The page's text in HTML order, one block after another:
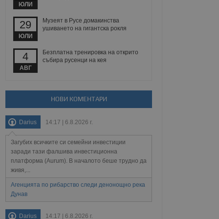
ЮЛИ
29
ЮЛИ
Музеят в Русе домакинства
ушиването на гигантска рокля
4
АВГ
Безплатна тренировка на открито
събира русенци на кея
НОВИ КОМЕНТАРИ
Darius 14:17 | 6.8.2026 г.
Загубих всичките си семейни инвестиции
заради тази фалшива инвестиционна
платформа (Aurum). В началото беше трудно да
живя,...
Агенцията по рибарство следи денонощно река
Дунав
Darius 14:17 | 6.8.2026 г.
потребител може
поведение и
на сайта. Тя
на
на сайта.
взаимодействия
и потребителския
събиране на данни
за
на тестване.
данни,
на посещенията,
били заредени.
опит.
новата или
на сайта. Тя
в целия
на социалните
Описание